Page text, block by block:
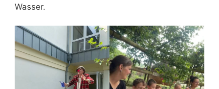
Wasser.